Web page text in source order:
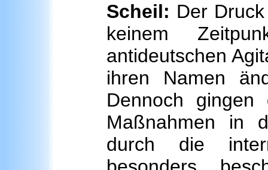
Scheil: Der
keinem
antideutschen
ihren Namen
Dennoch gingen
Maßnahmen in
durch die